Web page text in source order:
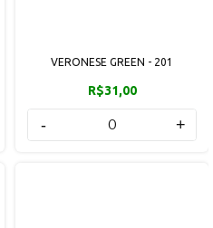
VERONESE GREEN - 201
R$31,00
- +